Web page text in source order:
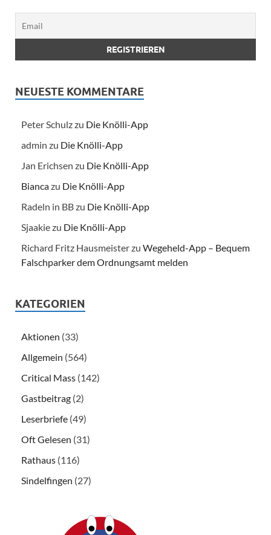
NEUESTE KOMMENTARE
Peter Schulzzu Die Knölli-App
admin zu Die Knölli-App
Jan Erichsen zu Die Knölli-App
Biancazu Die Knölli-App
Radeln in BBzu Die Knölli-App
Sjaakiezu Die Knölli-App
Richard Fritz Hausmeisterzu Wegeheld-App – Bequem
Falschparker dem Ordnungsamt melden
KATEGORIEN
Aktionen (33)
Allgemein (564)
Critical Mass (142)
Gastbeitrag (2)
Leserbriefe (49)
Oft Gelesen (31)
Rathaus (116)
Sindelfingen (27)